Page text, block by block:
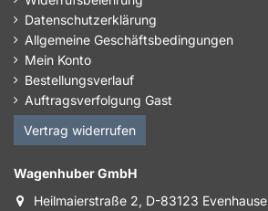
Datenschutzerklärung
Allgemeine Geschäftsbedingungen
Mein Konto
Bestellungsverlauf
Auftragsverfolgung Gast
Vertrag widerrufen
Wagenhuber GmbH
Heilmaierstraße 2, D-83123